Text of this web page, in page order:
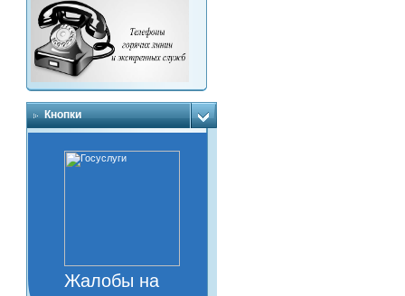
Кнопки
Жалобы на